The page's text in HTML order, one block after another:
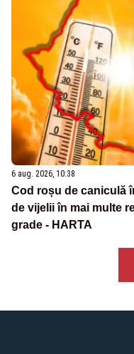
6 aug. 2026, 10:38
Cod roșu de caniculă
de vijelii în mai multe
grade - HARTA